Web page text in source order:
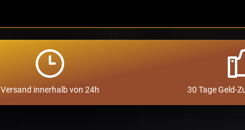
Versand innerhalb von 24h 30 Tage Geld-